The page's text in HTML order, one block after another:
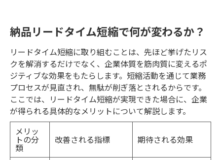
納品リードタイム短縮で何が変わるか？
リードタイム短縮に取り組むことは、先ほど挙げたリス
クを解消するだけでなく、企業体質を筋肉質に変えるポ
ジティブな効果をもたらします。短縮活動を通じて業務
プロセスが見直され、無駄が削ぎ落とされるからです。
ここでは、リードタイム短縮が実現できた場合に、企業
が得られる具体的なメリットについて解説します。
メリッ
トの分
類
改善される指標 期待される効果